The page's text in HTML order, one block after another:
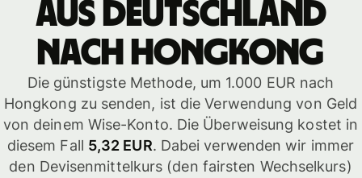
aus Deutschland
nach Hongkong
Die günstigste Methode, um 1.000 EUR nach
Hongkong zu senden, ist die Verwendung von Geld
von deinem Wise-Konto. Die Überweisung kostet in
diesem Fall 5,32 EUR. Dabei verwenden wir immer
den Devisenmittelkurs (den fairsten Wechselkurs)